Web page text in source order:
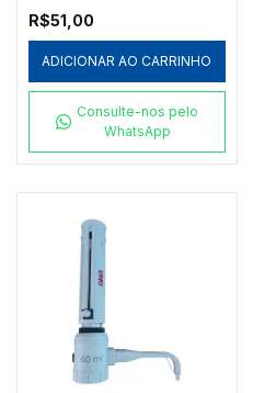
R$51,00
ADICIONAR AO CARRINHO
Consulte-nos pelo
WhatsApp